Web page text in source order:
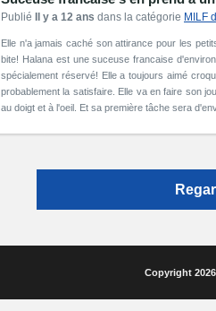
Publié Il y a 12 ans dans la catégorie MILF
Elle n'a jamais caché son attirance pour les
bite! Halana est une suceuse francaise
spécialement réservé! Elle a toujours aimé
probablement la satisfaire. Elle va en faire son
au doigt et à l'oeil. Et sa première tâche sera
Copyright 2026